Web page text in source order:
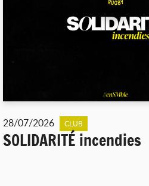
28/07/2026 CLUB
SOLIDARITÉ incendies